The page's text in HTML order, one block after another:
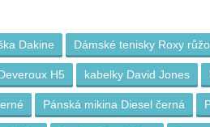
Dakine Dámské tenisky Roxy
H5 kabelky David Jones
Pánská mikina Diesel černá